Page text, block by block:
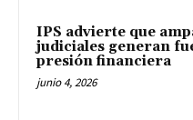
IPS advierte que
judiciales generan
presión financiera
junio 4, 2026